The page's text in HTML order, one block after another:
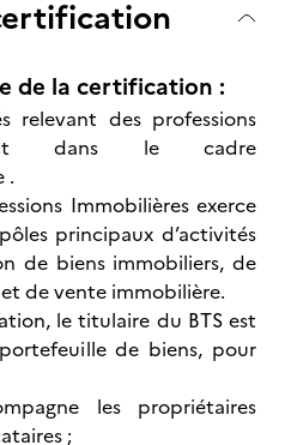
de la certification :
relevant des professions
dans le cadre
.
Immobilières exerce
principaux d’activités
de biens immobiliers, de
de vente immobilière.
le titulaire du BTS est
de biens, pour
les propriétaires
;